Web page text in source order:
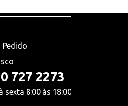
Pedido
727 2273
sexta 8:00 às 18:00